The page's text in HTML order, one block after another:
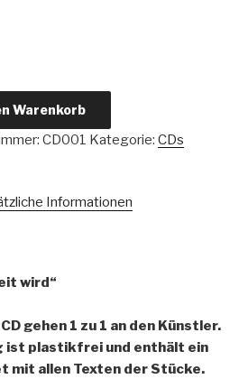
Warenkorb
CD001 Kategorie: CDs
Informationen
wird“
gehen 1 zu 1 an den Künstler.
ist plastikfrei und enthält ein
mit allen Texten der Stücke.